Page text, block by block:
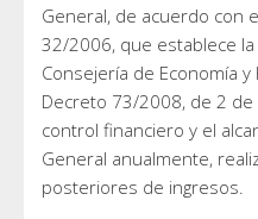
General, de acuerdo con
32/2006, que establece
Consejería de Economía
Decreto 73/2008, de 2
control financiero y el
General anualmente,
posteriores de ingresos.